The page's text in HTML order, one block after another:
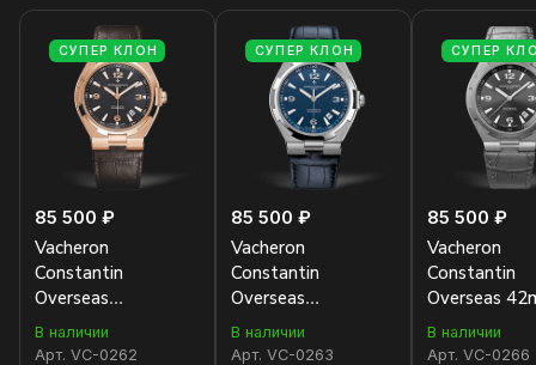
СУПЕР КЛОН
85 500 ₽
Vacheron
Constantin
Overseas
Automatic 42mm
47040/000R-9666
В наличии
Арт. VC-0262
СУПЕР КЛОН
85 500 ₽
Vacheron
Constantin
Overseas
Automatic 42mm
47040/000A-9008
В наличии
Арт. VC-0263
СУПЕР
85 500 ₽
Vacheron
Constantin
Overseas
47040/
В наличии
Арт. VC-0266